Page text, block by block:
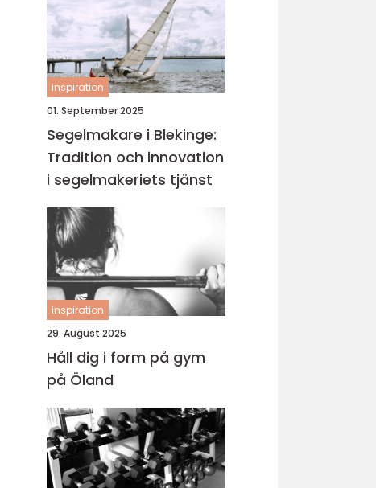
inspiration
01. September 2025
Segelmakare i Blekinge:
Tradition och innovation
i segelmakeriets tjänst
inspiration
29. August 2025
Håll dig i form på gym
på Öland